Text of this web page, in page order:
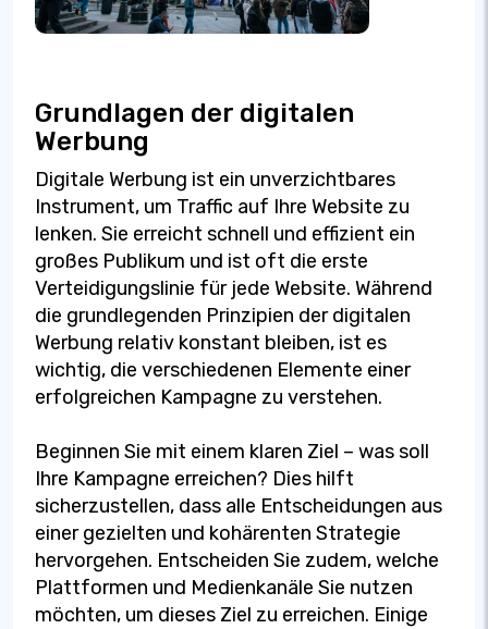
Grundlagen der digitalen
Werbung
Digitale Werbung ist ein unverzichtbares
Instrument, um Traffic auf Ihre Website zu
lenken. Sie erreicht schnell und effizient ein
großes Publikum und ist oft die erste
Verteidigungslinie für jede Website. Während
die grundlegenden Prinzipien der digitalen
Werbung relativ konstant bleiben, ist es
wichtig, die verschiedenen Elemente einer
erfolgreichen Kampagne zu verstehen.
Beginnen Sie mit einem klaren Ziel – was soll
Ihre Kampagne erreichen? Dies hilft
sicherzustellen, dass alle Entscheidungen aus
einer gezielten und kohärenten Strategie
hervorgehen. Entscheiden Sie zudem, welche
Plattformen und Medienkanäle Sie nutzen
möchten, um dieses Ziel zu erreichen. Einige